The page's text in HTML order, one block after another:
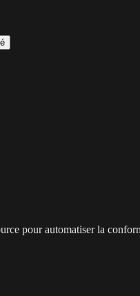
pour automatiser la